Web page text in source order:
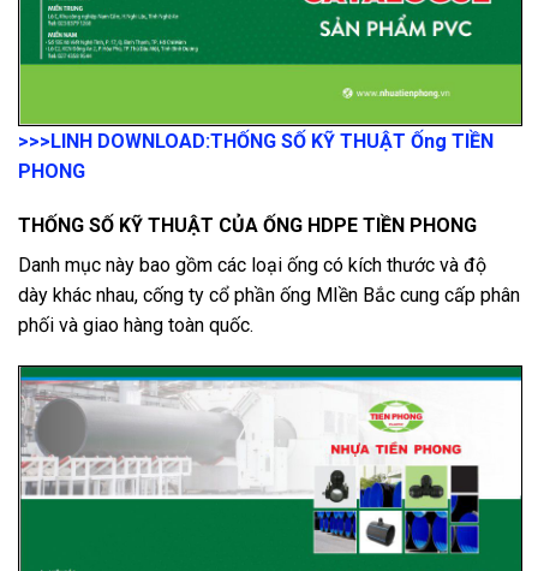
>>>LINH DOWNLOAD:THỐNG SỐ KỸ THUẬT Ống TIỀN
PHONG
THỐNG SỐ KỸ THUẬT CỦA ỐNG HDPE TIỀN PHONG
Danh mục này bao gồm các loại ống có kích thước và độ
dày khác nhau, cống ty cổ phần ống MIền Bắc cung cấp phân
phối và giao hàng toàn quốc.